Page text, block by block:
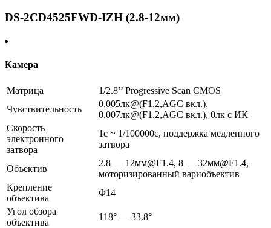
DS-2CD4525FWD-IZH (2.8-12мм)
Камера
Матрица
1/2.8’’ Progressive Scan CMOS
Чувствительность
0.005лк@(F1.2,AGC вкл.),
0.007лк@(F1.2,AGC вкл.), 0лк с ИК
Скорость
электронного
затвора
1с ~ 1/100000с, поддержка медленного
затвора
Объектив
2.8 — 12мм@F1.4, 8 — 32мм@F1.4,
моторизированный вариобъектив
Крепление
объектива
Φ14
Угол обзора
объектива
118° — 33.8°